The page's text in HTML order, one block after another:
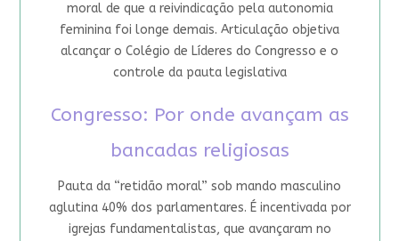
moral de que a reivindicação pela autonomia
feminina foi longe demais. Articulação objetiva
alcançar o Colégio de Líderes do Congresso e o
controle da pauta legislativa
Congresso: Por onde avançam as
bancadas religiosas
Pauta da “retidão moral” sob mando masculino
aglutina 40% dos parlamentares. É incentivada por
igrejas fundamentalistas, que avançaram no